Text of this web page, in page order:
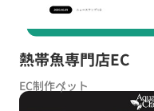
熱帯魚専門店EC
EC制作ペット